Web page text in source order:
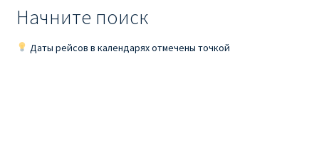
RYANAIR PL ОТ € 9
Начните поиск
Даты рейсов в календарях отмечены точкой